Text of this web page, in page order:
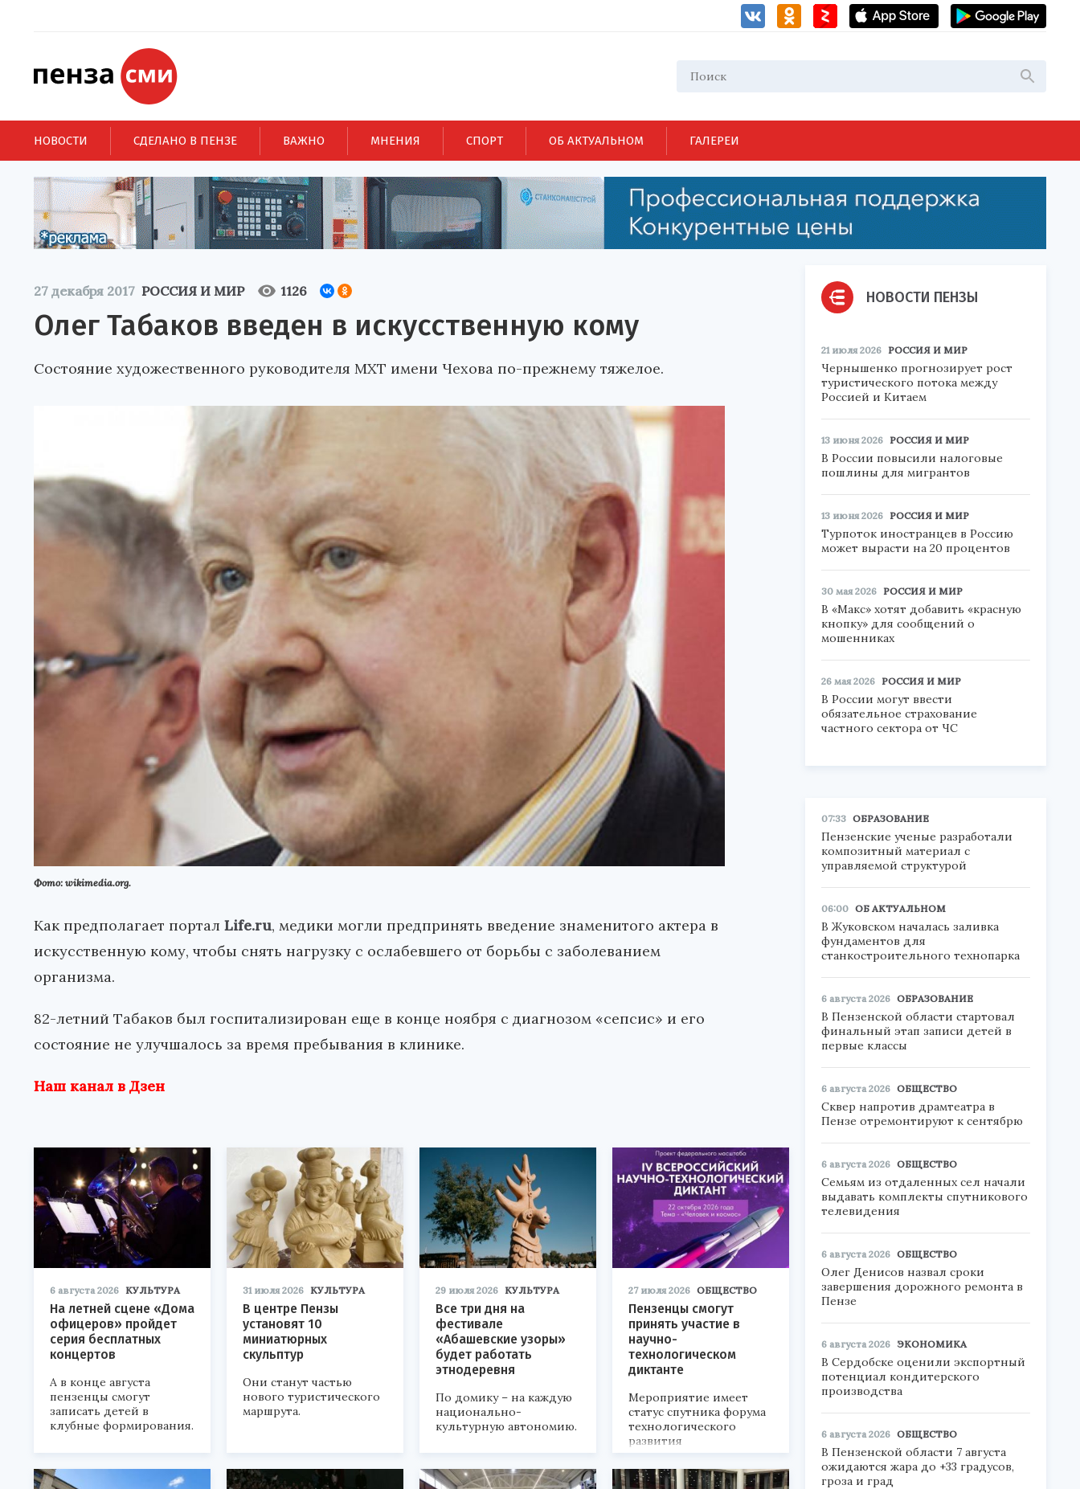
НОВОСТИ СДЕЛАНО В ПЕНЗЕ ВАЖНО МНЕНИЯ СПОРТ ОБ АКТУАЛЬНОМ ГАЛЕРЕИ
27 декабря 2017 РОССИЯ И МИР 1126
Олег Табаков введен в искусственную кому
Состояние художественного руководителя МХТ имени Чехова по-прежнему тяжелое.
Фото: wikimedia.org.
Как предполагает портал Life.ru, медики могли предпринять введение знаменитого актера в
искусственную кому, чтобы снять нагрузку с ослабевшего от борьбы с заболеванием
организма.
82-летний Табаков был госпитализирован еще в конце ноября с диагнозом «сепсис» и его
состояние не улучшалось за время пребывания в клинике.
Наш канал в Дзен
6 августа 2026 КУЛЬТУРА
На летней сцене «Дома
офицеров» пройдет
серия бесплатных
концертов
А в конце августа
пензенцы смогут
записать детей в
клубные формирования.
31 июля 2026 КУЛЬТУРА
В центре Пензы
установят 10
миниатюрных
скульптур
Они станут частью
нового туристического
маршрута.
29 июля 2026 КУЛЬТУРА
Все три дня на
фестивале
«Абашевские узоры»
будет работать
этнодеревня
По домику – на каждую
национально-
культурную автономию.
27 июля 2026 ОБЩЕСТВО
Пензенцы смогут
принять участие в
научно-
технологическом
диктанте
Мероприятие имеет
статус спутника форума
технологического
развития
«Технопром-2026».
НОВОСТИ ПЕНЗЫ
21 июля 2026 РОССИЯ И МИР
Чернышенко прогнозирует рост
туристического потока между
Россией и Китаем
13 июня 2026 РОССИЯ И МИР
В России повысили налоговые
пошлины для мигрантов
13 июня 2026 РОССИЯ И МИР
Турпоток иностранцев в Россию
может вырасти на 20 процентов
30 мая 2026 РОССИЯ И МИР
В «Макс» хотят добавить «красную
кнопку» для сообщений о
мошенниках
26 мая 2026 РОССИЯ И МИР
В России могут ввести
обязательное страхование
частного сектора от ЧС
07:33 ОБРАЗОВАНИЕ
Пензенские ученые разработали
композитный материал с
управляемой структурой
06:00 ОБ АКТУАЛЬНОМ
В Жуковском началась заливка
фундаментов для
станкостроительного технопарка
6 августа 2026 ОБРАЗОВАНИЕ
В Пензенской области стартовал
финальный этап записи детей в
первые классы
6 августа 2026 ОБЩЕСТВО
Сквер напротив драмтеатра в
Пензе отремонтируют к сентябрю
6 августа 2026 ОБЩЕСТВО
Семьям из отдаленных сел начали
выдавать комплекты спутникового
телевидения
6 августа 2026 ОБЩЕСТВО
Олег Денисов назвал сроки
завершения дорожного ремонта в
Пензе
6 августа 2026 ЭКОНОМИКА
В Сердобске оценили экспортный
потенциал кондитерского
производства
6 августа 2026 ОБЩЕСТВО
В Пензенской области 7 августа
ожидаются жара до +33 градусов,
гроза и град